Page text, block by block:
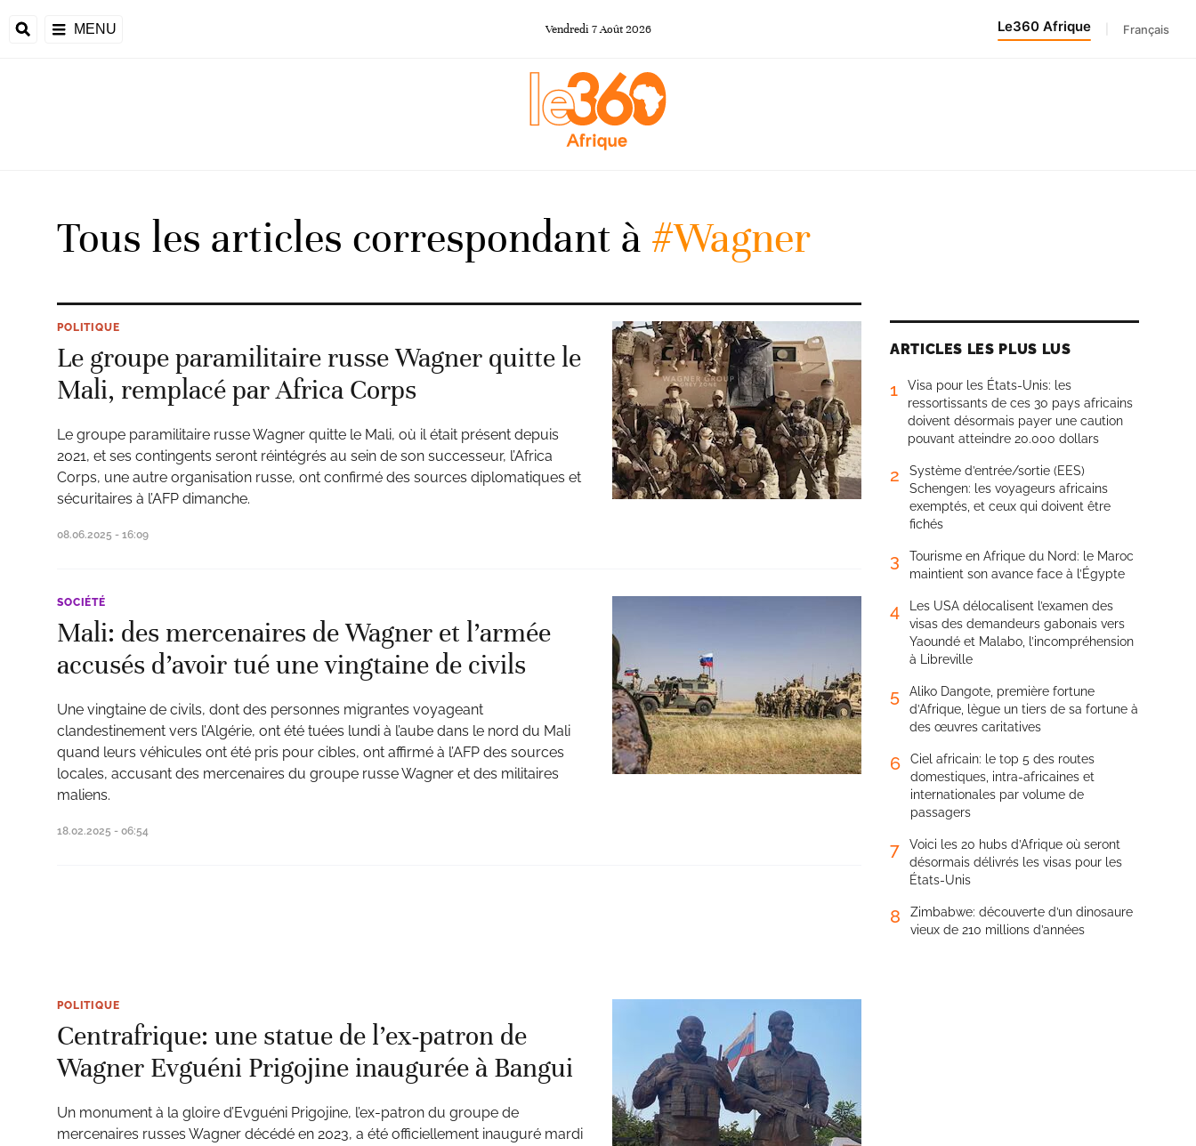
MENU Vendredi 7Août 2026 Le360 Afrique Français
du
Tous les articles correspondant à #Wagner
POLITIQUE
Le groupe paramilitaire russe Wagner quitte le
Mali, remplacé par Africa Corps
Le groupe paramilitaire russe Wagner quitte le Mali, où il était présent depuis
2021, et ses contingents seront réintégrés au sein de son successeur, l’Africa
Corps, une autre organisation russe, ont confirmé des sources diplomatiques et
sécuritaires à l’AFP dimanche.
08.06.2025 - 16:09
SOCIÉTÉ
Mali: des mercenaires de Wagner et l’armée
accusés d’avoir tué une vingtaine de civils
Une vingtaine de civils, dont des personnes migrantes voyageant
clandestinement vers l’Algérie, ont été tuées lundi à l’aube dans le nord du Mali
quand leurs véhicules ont été pris pour cibles, ont affirmé à l’AFP des sources
locales, accusant des mercenaires du groupe russe Wagner et des militaires
maliens.
18.02.2025 - 06:54
POLITIQUE
Centrafrique: une statue de l’ex-patron de
Wagner Evguéni Prigojine inaugurée à Bangui
Un monument à la gloire d’Evguéni Prigojine, l’ex-patron du groupe de
mercenaires russes Wagner décédé en 2023, a été officiellement inauguré mardi
ARTICLES LES PLUS LUS
1
Visa pour les États-Unis: les
ressortissants de ces 30 pays africains
doivent désormais payer une caution
pouvant atteindre 20.000 dollars
2
Système d’entrée/sortie (EES)
Schengen: les voyageurs africains
exemptés, et ceux qui doivent être
fichés
3
Tourisme en Afrique du Nord: le Maroc
maintient son avance face à l’Égypte
4
Les USA délocalisent l’examen des
visas des demandeurs gabonais vers
Yaoundé et Malabo, l’incompréhension
à Libreville
5
Aliko Dangote, première fortune
d’Afrique, lègue un tiers de sa fortune à
des œuvres caritatives
6
Ciel africain: le top 5 des routes
domestiques, intra-africaines et
internationales par volume de
passagers
7
Voici les 20 hubs d’Afrique où seront
désormais délivrés les visas pour les
États-Unis
8
Zimbabwe: découverte d’un dinosaure
vieux de 210 millions d’années